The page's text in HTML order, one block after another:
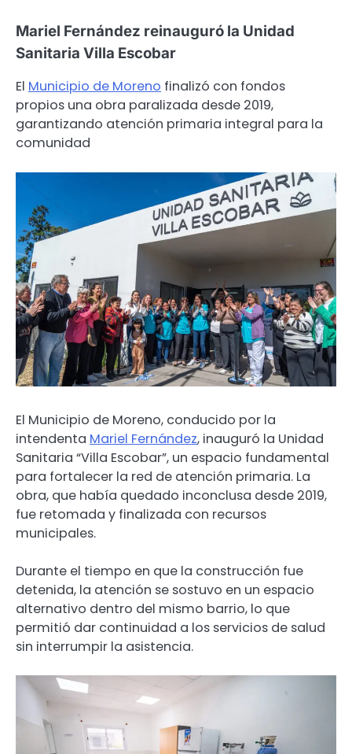
Mariel Fernández reinauguró la Unidad
Sanitaria Villa Escobar
El Municipio de Moreno finalizó con fondos
propios una obra paralizada desde 2019,
garantizando atención primaria integral para la
comunidad
El Municipio de Moreno, conducido por la
intendenta Mariel Fernández, inauguró la Unidad
Sanitaria “Villa Escobar”, un espacio fundamental
para fortalecer la red de atención primaria. La
obra, que había quedado inconclusa desde 2019,
fue retomada y finalizada con recursos
municipales.
Durante el tiempo en que la construcción fue
detenida, la atención se sostuvo en un espacio
alternativo dentro del mismo barrio, lo que
permitió dar continuidad a los servicios de salud
sin interrumpir la asistencia.